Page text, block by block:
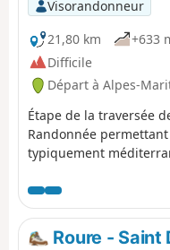
offrant tout du long des
La partie entre la
est réservée aux
expérimentés.
Visorandonneur
21,80 km
+633
Difficile
Départ à Alpes-
Étape de la traversée
Randonnée
typiquement
Roure - Saint